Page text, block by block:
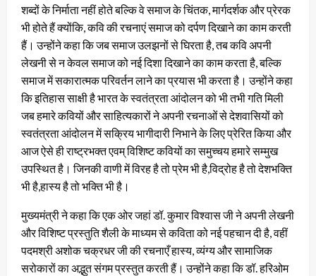
शब्दों के निर्माता नहीं होते बल्कि वे समाज के चिंतक, मार्गदर्शक और प्रेरक
भी होते हैं क्योंकि, कवि की रचनाएं समाज को दर्पण दिखाने का काम करती
हैं। उन्होंने कहा कि जब समाज उलझनों से घिरता है, तब कवि अपनी
लेखनी से न केवल समाज को नई दिशा दिखाने का काम करता है, बल्कि
समाज में सकारात्मक परिवर्तन लाने का प्रयास भी करता है। उन्होंने कहा
कि इतिहास साक्षी है भारत के स्वतंत्रता आंदोलन को भी तभी गति मिली
जब हमारे कवियों और साहित्यकारों ने अपनी रचनाओं से देशवासियों को
स्वतंत्रता आंदोलन में सक्रिय भागीदारी निभाने के लिए प्रेरित किया और
आज ऐसे ही राष्ट्रभक्त एवम् विशिष्ट कवियों का समुच्चय हमारे सम्मुख
उपस्थित है। जिनकी वाणी में विरह है तो प्रेम भी है,विद्रोह है तो देशभक्ति
भी है,हास्य है तो भक्ति भी है।
मुख्यमंत्री ने कहा कि एक ओर जहां डॉ. कुमार विश्वास जी ने अपनी लेखनी
और विशिष्ट प्रस्तुति शैली के माध्यम से कविता को नई पहचान दी है, वहीं
पदमश्री अशोक चक्रधर जी की रचनाएँ हास्य, व्यंग्य और सामाजिक
सरोकारों का अद्भुत संगम प्रस्तुत करती हैं। उन्होंने कहा कि डॉ. हरिओम